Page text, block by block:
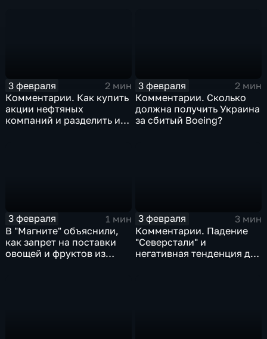
3 февраля
2 мин
Комментарии. Как купить
акции нефтяных
компаний и разделить их
3 февраля
2 мин
Комментарии. Сколько
должна получить Украина
за сбитый Boeing?
3 февраля
1 мин
В "Магните" объяснили,
как запрет на поставки
овощей и фруктов из
3 февраля
3 мин
Комментарии. Падение
"Северстали" и
негативная тенденция для